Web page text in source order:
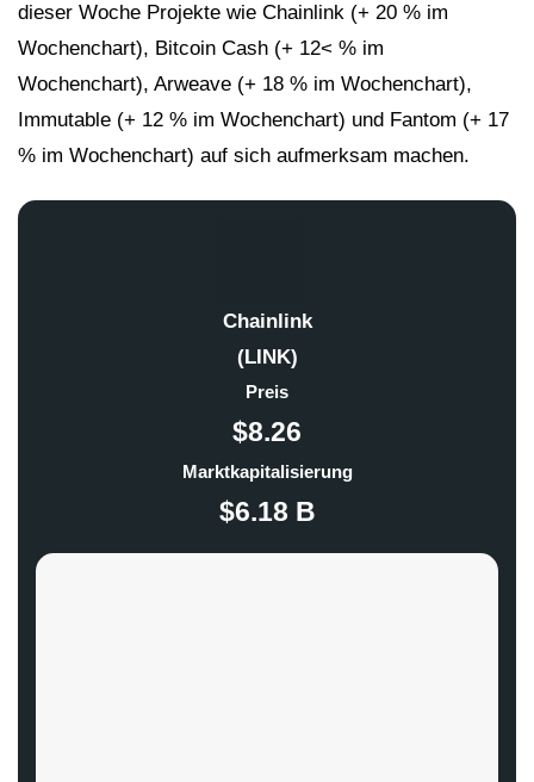
dieser Woche Projekte wie Chainlink (+ 20 % im
Wochenchart), Bitcoin Cash (+ 12< % im
Wochenchart), Arweave (+ 18 % im Wochenchart),
Immutable (+ 12 % im Wochenchart) und Fantom (+ 17
% im Wochenchart) auf sich aufmerksam machen.
Chainlink
(LINK)
Preis
$8.26
Marktkapitalisierung
$6.18 B